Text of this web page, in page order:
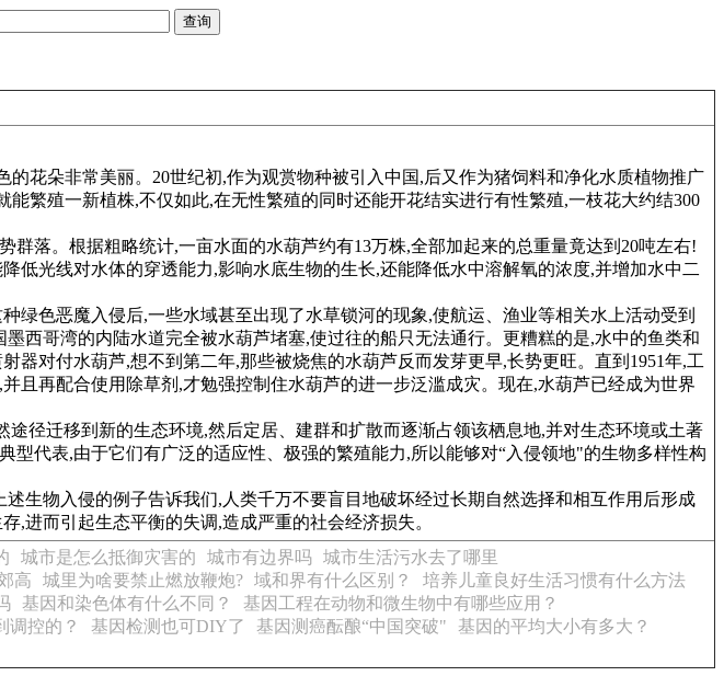
花朵非常美丽。20世纪初,作为观赏物种被引入中国,后又作为猪饲料和净化水质植物推广
繁殖一新植株,不仅如此,在无性繁殖的同时还能开花结实进行有性繁殖,一枝花大约结300
落。根据粗略统计,一亩水面的水葫芦约有13万株,全部加起来的总重量竟达到20吨左右!
低光线对水体的穿透能力,影响水底生物的生长,还能降低水中溶解氧的浓度,并增加水中二
色恶魔入侵后,一些水域甚至出现了水草锁河的现象,使航运、渔业等相关水上活动受到
西哥湾的内陆水道完全被水葫芦堵塞,使过往的船只无法通行。更糟糕的是,水中的鱼类和
对付水葫芦,想不到第二年,那些被烧焦的水葫芦反而发芽更早,长势更旺。直到1951年,工
且再配合使用除草剂,才勉强控制住水葫芦的进一步泛滥成灾。现在,水葫芦已经成为世界
径迁移到新的生态环境,然后定居、建群和扩散而逐渐占领该栖息地,并对生态环境或土著
代表,由于它们有广泛的适应性、极强的繁殖能力,所以能够对“入侵领地"的生物多样性构
生物入侵的例子告诉我们,人类千万不要盲目地破坏经过长期自然选择和相互作用后形成
,进而引起生态平衡的失调,造成严重的社会经济损失。
城市是怎么抵御灾害的 城市有边界吗 城市生活污水去了哪里
高 城里为啥要禁止燃放鞭炮? 域和界有什么区别？
培养儿童良好生活习惯有什么方法
基因和染色体有什么不同？
基因工程在动物和微生物中有哪些应用？
调控的？ 基因检测也可DIY了 基因测癌酝酿“中国突破"
基因的平均大小有多大？